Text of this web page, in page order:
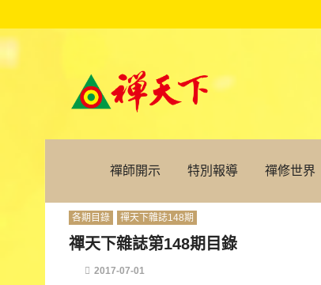
禪師開示 特別報導 禪修世界
各期目錄 禪天下雜誌148期
禪天下雜誌第148期目錄
2017-07-01